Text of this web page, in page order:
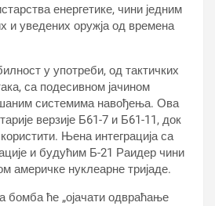
енергетике, чини једним
и уведених оружја од времена
у употреби, од тактичких
са подесивном јачином
системима навођења. Ова
верзије Б61-7 и Б61-11, док
Њена интеграција са
и будућим Б-21 Раидер чини
америчке нуклеарне тријаде.
бомба ће „ојачати одвраћање